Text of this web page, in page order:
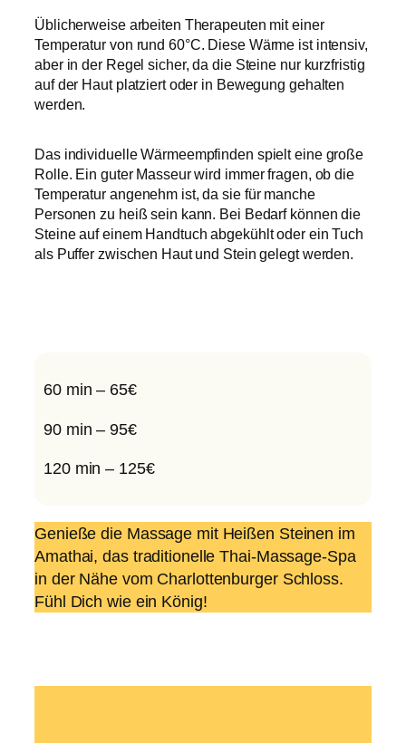
Üblicherweise arbeiten Therapeuten mit einer
Temperatur von rund 60°C. Diese Wärme ist intensiv,
aber in der Regel sicher, da die Steine nur kurzfristig
auf der Haut platziert oder in Bewegung gehalten
werden.
Das individuelle Wärmeempfinden spielt eine große
Rolle. Ein guter Masseur wird immer fragen, ob die
Temperatur angenehm ist, da sie für manche
Personen zu heiß sein kann. Bei Bedarf können die
Steine auf einem Handtuch abgekühlt oder ein Tuch
als Puffer zwischen Haut und Stein gelegt werden.
60 min – 65€
90 min – 95€
120 min – 125€
Genieße die Massage mit Heißen Steinen im
Amathai, das traditionelle Thai-Massage-Spa
in der Nähe vom Charlottenburger Schloss.
Fühl Dich wie ein König!